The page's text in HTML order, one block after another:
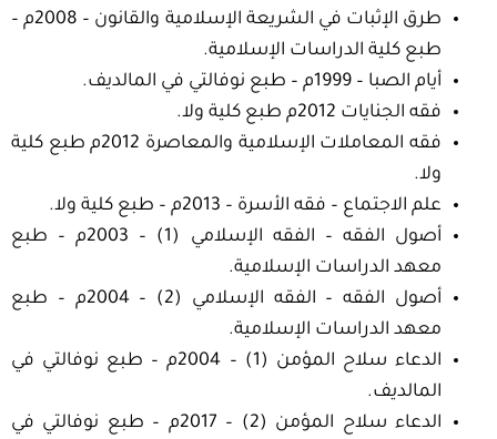
طرق الإثبات في الشريعة الإسلامية والقانون – 2008م –
طبع كلية الدراسات الإسلامية.
أيام الصبا – 1999م – طبع نوفالتي في المالديف.
فقه الجنايات 2012م طبع كلية ولا.
فقه المعاملات الإسلامية والمعاصرة 2012م طبع كلية
ولا.
علم الاجتماع – فقه الأسرة – 2013م – طبع كلية ولا.
أصول الفقه – الفقه الإسلامي (1) – 2003م – طبع
معهد الدراسات الإسلامية.
أصول الفقه – الفقه الإسلامي (2) – 2004م – طبع
معهد الدراسات الإسلامية.
الدعاء سلاح المؤمن (1) – 2004م – طبع نوفالتي في
المالديف.
الدعاء سلاح المؤمن (2) – 2017م – طبع نوفالتي في